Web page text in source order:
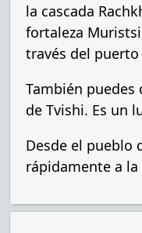
la cascada
fortaleza
través del
También puedes
de Tvishi. Es un
Desde el pueblo
rápidamente a